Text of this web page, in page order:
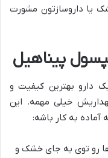
یا داروسازتون مشورت
پیناهیل
دارو بهترین کیفیت و
خیلی مهمه. این
به کار باشه:
رو توی یه جای خشک و